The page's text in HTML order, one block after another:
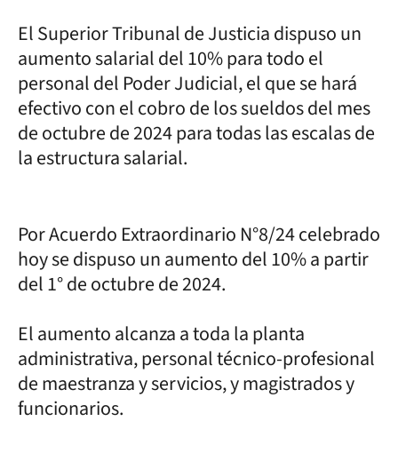
El Superior Tribunal de Justicia dispuso un
aumento salarial del 10% para todo el
personal del Poder Judicial, el que se hará
efectivo con el cobro de los sueldos del mes
de octubre de 2024 para todas las escalas de
la estructura salarial.
Por Acuerdo Extraordinario N°8/24 celebrado
hoy se dispuso un aumento del 10% a partir
del 1° de octubre de 2024.
El aumento alcanza a toda la planta
administrativa, personal técnico-profesional
de maestranza y servicios, y magistrados y
funcionarios.